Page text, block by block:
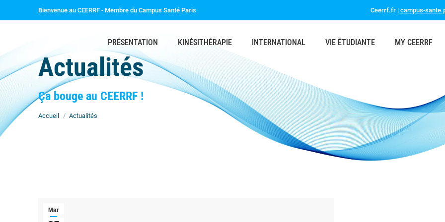
Bienvenue au CEERRF - Membre du Campus Santé Paris Ceerrf.fr | campus-
PRÉSENTATION KINÉSITHÉRAPIE INTERNATIONAL VIE ÉTUDIANTE MY CEERRF
Actualités
Ça bouge au CEERRF !
Vous êtes ici :
Accueil Actualités
Mar